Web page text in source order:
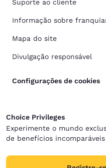
Suporte ao cliente
Informação sobre
Mapa do site
Divulgação responsável
Configurações de cookies
Choice Privileges
Experimente o mundo
de benefícios